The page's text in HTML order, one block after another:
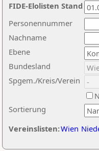
Nachname
Ebene
Sortierung
Personennummer
Bundesland
Spgem./Kreis/Verein
Vereinslisten:Wien
FIDE-Elolisten Stand